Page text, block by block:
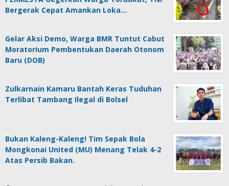
Bergerak Cepat Amankan Loka…
Gelar Aksi Demo, Warga BMR Tuntut Cabut
Moratorium Pembentukan Daerah Otonom
Baru (DOB)
Zulkarnain Kamaru Bantah Keras Tuduhan
Terlibat Tambang Ilegal di Bolsel
Bukan Kaleng-Kaleng! Tim Sepak Bola
Mongkonai United (MU) Menang Telak 4-2
Atas Persib Bakan.